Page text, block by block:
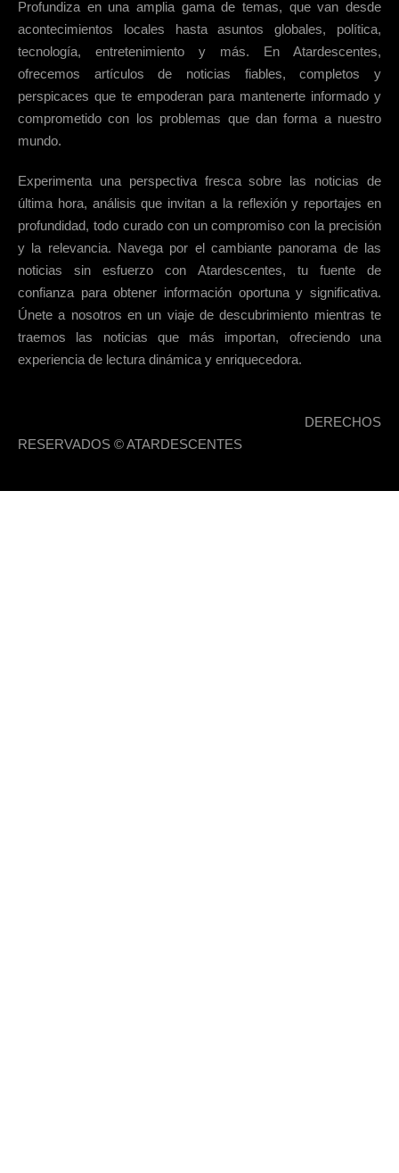
Profundiza en una amplia gama de temas, que van desde
acontecimientos locales hasta asuntos globales, política,
tecnología, entretenimiento y más. En Atardescentes,
ofrecemos artículos de noticias fiables, completos y
perspicaces que te empoderan para mantenerte informado y
comprometido con los problemas que dan forma a nuestro
mundo.
Experimenta una perspectiva fresca sobre las noticias de
última hora, análisis que invitan a la reflexión y reportajes en
profundidad, todo curado con un compromiso con la precisión
y la relevancia. Navega por el cambiante panorama de las
noticias sin esfuerzo con Atardescentes, tu fuente de
confianza para obtener información oportuna y significativa.
Únete a nosotros en un viaje de descubrimiento mientras te
traemos las noticias que más importan, ofreciendo una
experiencia de lectura dinámica y enriquecedora.
DERECHOS
RESERVADOS © ATARDESCENTES